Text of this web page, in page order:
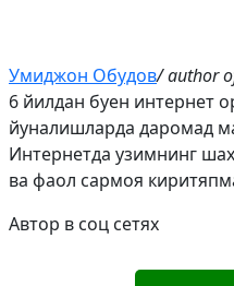
Умиджон Обудов/ author
6 йилдан буен интернет
йуналишларда даромад
Интернетда узимнинг
ва фаол сармоя
Автор в соц сетях